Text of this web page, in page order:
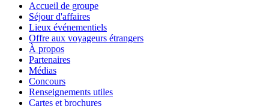
Accueil de groupe
Séjour d'affaires
Lieux événementiels
Offre aux voyageurs étrangers
À propos
Partenaires
Médias
Concours
Renseignements utiles
Cartes et brochures